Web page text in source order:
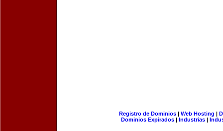
Registro de Dominios| Web Hosting |
Dominios Expirados | Industrias |